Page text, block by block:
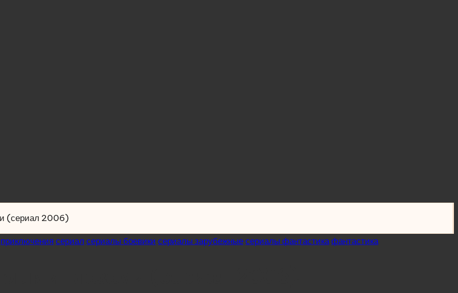
(сериал 2006)
приключения сериал сериалы боевики сериалы зарубежныесериалы фантастикафантастика